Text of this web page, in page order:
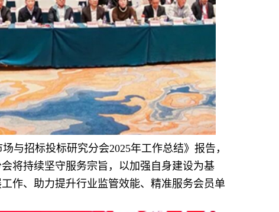
与招标投标研究分会2025年工作总结》报告，
将持续坚守服务宗旨，以加强自身建设为基
作、助力提升行业监管效能、精准服务会员单